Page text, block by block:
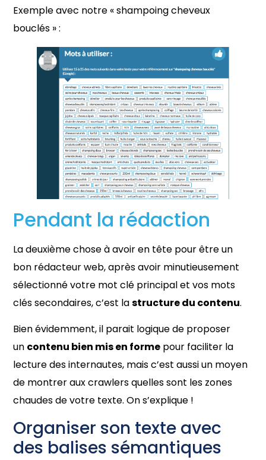
Exemple avec notre « shampoing cheveux
bouclés » :
Pendant la rédaction
La deuxième chose à avoir en tête pour être un
bon rédacteur web, après avoir minutieusement
sélectionné votre mot clé principal et vos mots
clés secondaires, c’est lastructure du contenu.
Bien évidemment, il parait logique de proposer
un contenu bien mis en forme pour faciliter la
lecture des internautes, mais c’est aussi un moyen
de montrer aux crawlers quelles sont les zones
chaudes de votre texte. On s’explique !
Organiser son texte avec
des balises sémantiques